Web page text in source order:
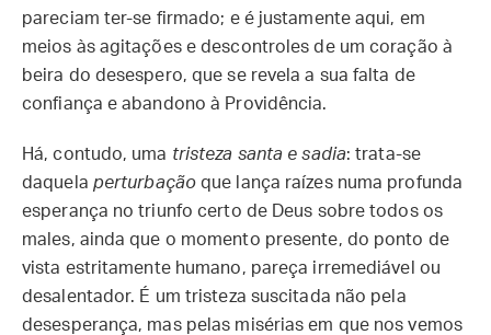
pareciam ter-se firmado; e é justamente aqui, em
meios às agitações e descontroles de um coração à
beira do desespero, que se revela a sua falta de
confiança e abandono à Providência.
Há, contudo, uma tristeza santa e sadia: trata-se
daquela perturbaçãoque lança raízes numa profunda
esperança no triunfo certo de Deus sobre todos os
males, ainda que o momento presente, do ponto de
vista estritamente humano, pareça irremediável ou
desalentador. É um tristeza suscitada não pela
desesperança, mas pelas misérias em que nos vemos